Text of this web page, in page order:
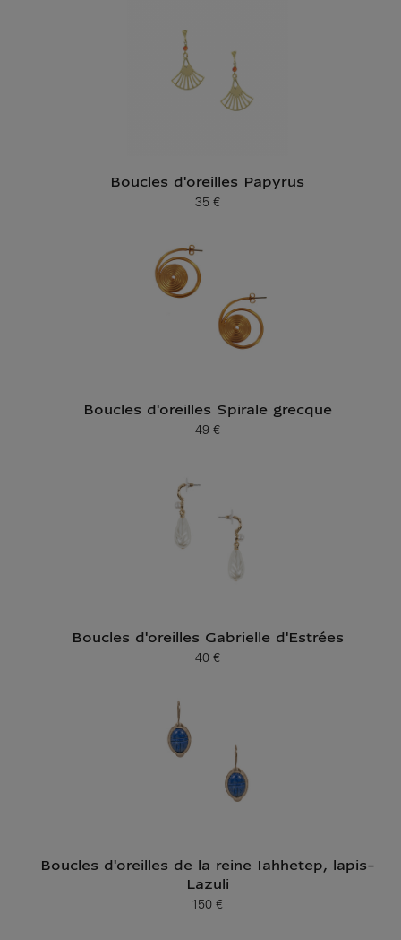
Boucles d'oreilles Papyrus
Prix ​​actuel
35 €
Boucles d'oreilles Spirale grecque
Prix ​​actuel
49 €
Boucles d'oreilles Gabrielle d'Estrées
Prix ​​actuel
40 €
Boucles d'oreilles de la reine Iahhetep, lapis-
Lazuli
Prix ​​actuel
150 €